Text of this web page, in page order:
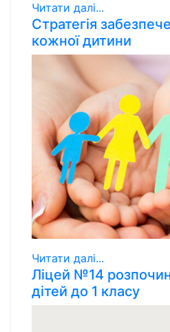
Читати далі...
Стратегія
кожної дитини
Читати далі...
Ліцей №14
дітей до 1 класу